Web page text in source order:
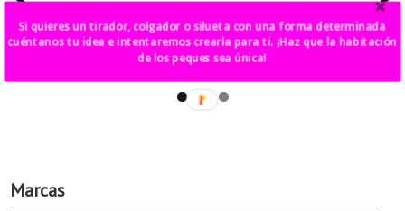
Marcas
corazón
6,00 €
pájaro
6,00 €
tijeras o peine
20,00 €
tirador/
montaña
nevada
Si quieres un tirador, colgador o silueta con una forma determinada
cuéntanos tu idea e intentaremos crearla para ti. ¡Haz que la habitación
de los peques sea única!